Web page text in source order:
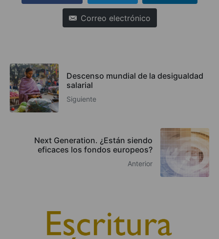
Correo electrónico
Descenso mundial de la desigualdad
salarial
Siguiente
Next Generation. ¿Están siendo
eficaces los fondos europeos?
Anterior